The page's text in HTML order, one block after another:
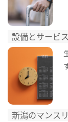
設備とサービ
新潟のマンス